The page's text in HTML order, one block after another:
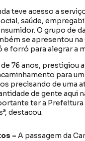
teve acesso a
saúde,
O grupo de
se apresentou na
forró para alegrar a
76 anos, prestigiou a
para
precisando de uma
de gente aqui
ter a Prefeitura
destacou.
– A passagem da